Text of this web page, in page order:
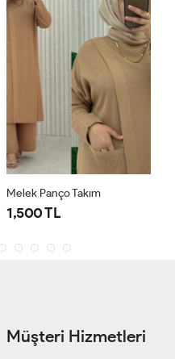
Melek Panço Takım
1,500 TL
Müşteri Hizmetleri